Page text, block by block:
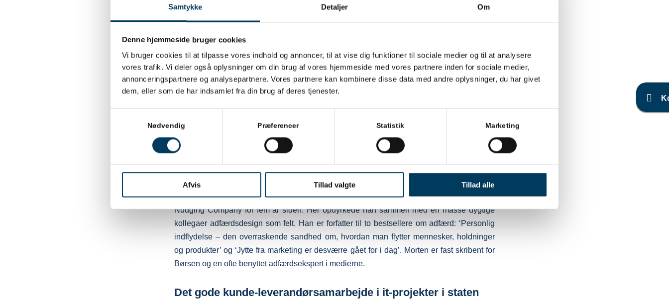
Samtykke Detaljer Om
Denne hjemmeside bruger cookies
Vi bruger cookies til at tilpasse vores indhold og annoncer, til at vise dig funktioner til sociale medier og til at analysere
vores trafik. Vi deler også oplysninger om din brug af vores hjemmeside med vores partnere inden for sociale medier,
annonceringspartnere og analysepartnere. Vores partnere kan kombinere disse data med andre oplysninger, du har givet
dem, eller som de har indsamlet fra din brug af deres tjenester.
Nødvendig Præferencer Statistik Marketing
Afvis Tillad valgte Tillad alle
Det store blindspot i projektledelsen – det uperfekte menneske
Hvorfor gør mennesker som de gør? Og hvordan ændrer du dem?
Det er den overordnede ramme for dette plenum, hvor Morten Münster ser på, hvordan vi
kan bruge adfærdspsykologi til at få mennesket i centrum i vores projekter. Undervejs pejler
Morten os ind på, hvordan vi kan udnytte, at mennesker er irrationelle til at skabe
forandringer – og sikre, at alle stakeholdere er med på vognen. Hvilke konsekvenser har
det for vores måde at designe vores forandringsprocesser, at vores modtagere er
uperfekte? Münster viser, hvordan vi kan udnytte enkle principper om den menneskelige
psykologi til at ændre vores kollegaer og kunders adfærd. Efter dette plenum kommer du ud
med konkrete værktøjer – og et mere retvisende billede af de mennesker, du gerne vil
påvirke.
Med en baggrund som partner i BRO Kommunikation grundlagde Morten Münster The
Nudging Company for fem år siden. Her opdyrkede han sammen med en masse dygtige
kollegaer adfærdsdesign som felt. Han er forfatter til to bestsellere om adfærd: ‘Personlig
indflydelse – den overraskende sandhed om, hvordan man flytter mennesker, holdninger
og produkter’ og ‘Jytte fra marketing er desværre gået for i dag’. Morten er fast skribent for
Børsen og en ofte benyttet adfærdsekspert i medierne.
Det gode kunde-leverandørsamarbejde i it-projekter i staten